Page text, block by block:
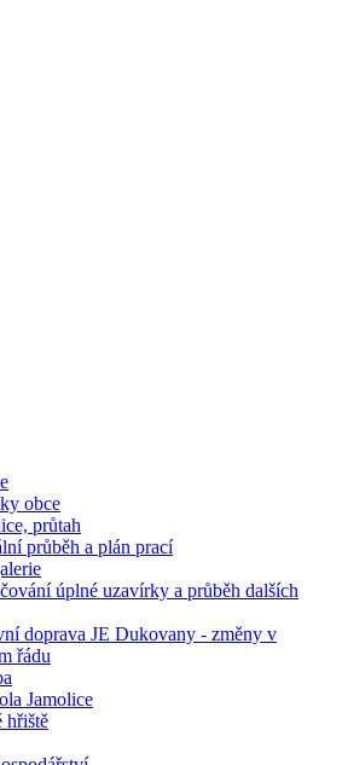
obce
průtah
průběh a plán prací
úplné uzavírky a průběh dalších
doprava JE Dukovany - změny v
řádu
Jamolice
hřiště